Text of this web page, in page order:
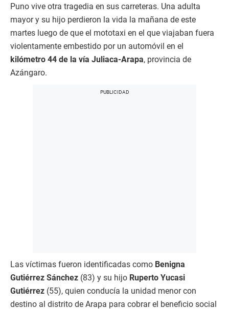
Puno vive otra tragedia en sus carreteras. Una adulta
mayor y su hijo perdieron la vida la mañana de este
martes luego de que el mototaxi en el que viajaban fuera
violentamente embestido por un automóvil en el
kilómetro 44 de la vía Juliaca-Arapa, provincia de
Azángaro.
Las víctimas fueron identificadas como Benigna
Gutiérrez Sánchez (83) y su hijo Ruperto Yucasi
Gutiérrez (55), quien conducía la unidad menor con
destino al distrito de Arapa para cobrar el beneficio social